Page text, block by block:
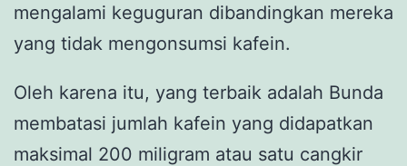
mengalami keguguran dibandingkan mereka
yang tidak mengonsumsi kafein.
Oleh karena itu, yang terbaik adalah Bunda
membatasi jumlah kafein yang didapatkan
maksimal 200 miligram atau satu cangkir